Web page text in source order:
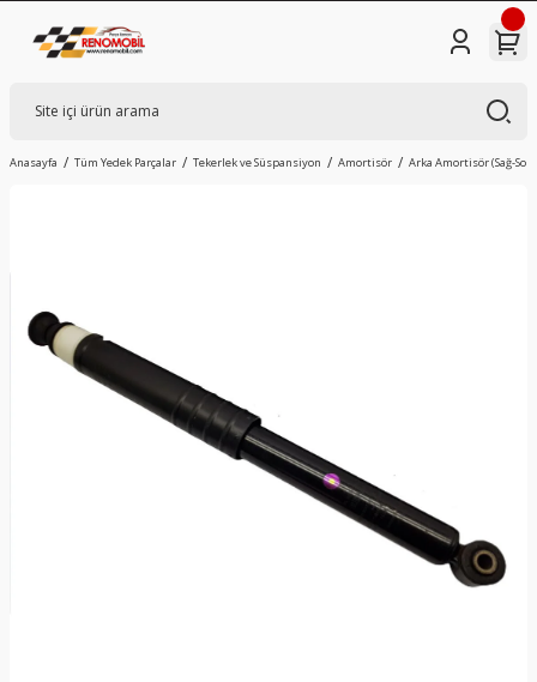
Anasayfa Tüm Yedek Parçalar Tekerlek ve Süspansiyon Amortisör Arka Amortisör (Sağ-Sol